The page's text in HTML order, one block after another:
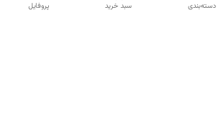
پروفایل سبد خرید دسته‌بندی